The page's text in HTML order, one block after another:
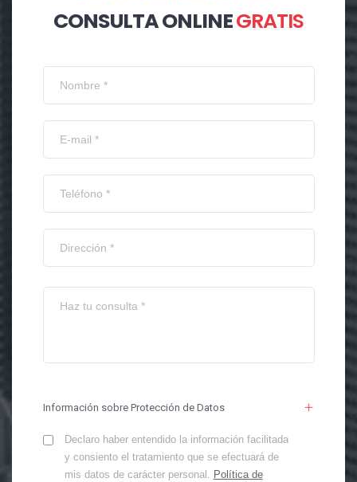
CONSULTA ONLINEGRATIS
Información sobre Protección de Datos
Declaro haber entendido la información facilitada
y consiento el tratamiento que se efectuará de
mis datos de carácter personal. Política de